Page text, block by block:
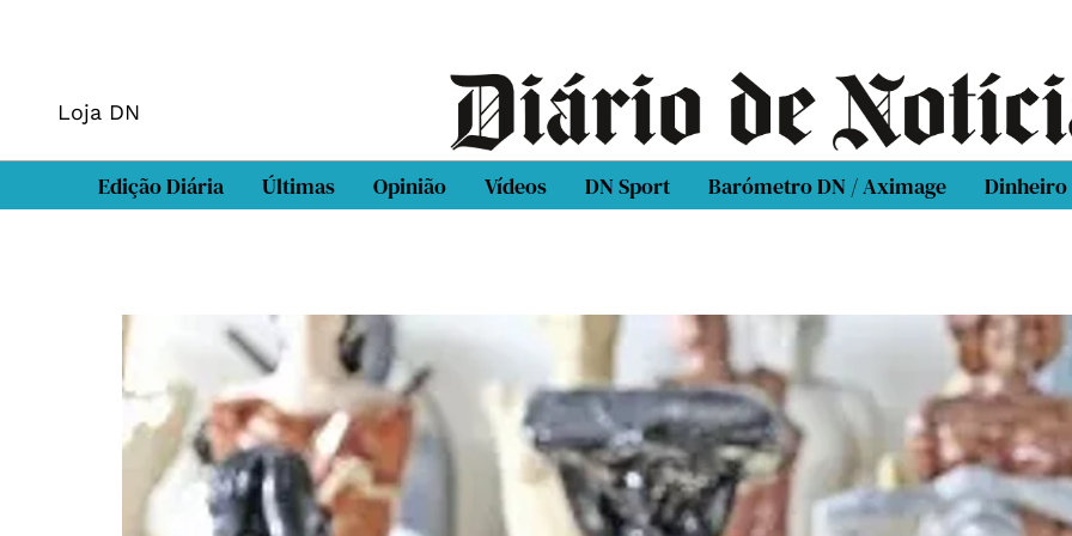
Loja DN
Edição Diária Últimas Opinião Vídeos DN Sport Barómetro DN / Aximage Dinheiro